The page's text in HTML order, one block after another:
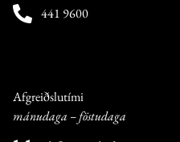
441 9600
Afgreiðslutími
mánudaga – föstudaga